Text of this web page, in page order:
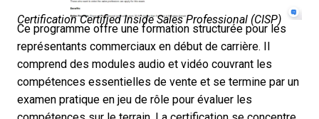
Certification Certified Inside Sales Professional (CISP)
Ce programme offre une formation structurée pour les
représentants commerciaux en début de carrière. Il
comprend des modules audio et vidéo couvrant les
compétences essentielles de vente et se termine par un
examen pratique en jeu de rôle pour évaluer les